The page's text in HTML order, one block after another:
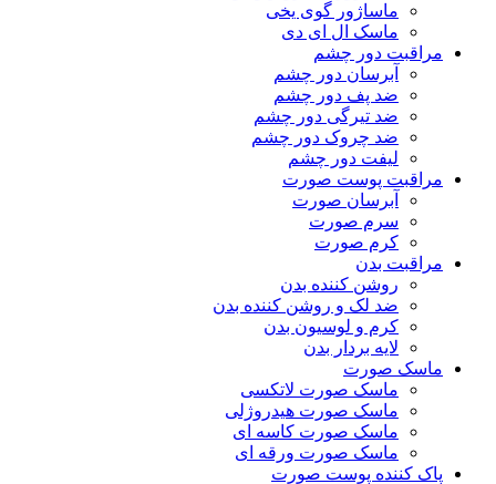
ماساژور گوی یخی
ماسک ال ای دی
مراقبت دور چشم
آبرسان دور چشم
ضد پف دور چشم
ضد تیرگی دور چشم
ضد چروک دور چشم
لیفت دور چشم
مراقبت پوست صورت
آبرسان صورت
سرم صورت
کرم صورت
مراقبت بدن
روشن کننده بدن
ضد لک و روشن کننده بدن
کرم و لوسیون بدن
لایه بردار بدن
ماسک صورت
ماسک صورت لاتکسی
ماسک صورت هیدروژلی
ماسک صورت کاسه ای
ماسک صورت ورقه ای
پاک کننده پوست صورت